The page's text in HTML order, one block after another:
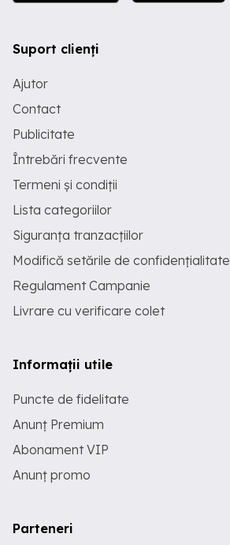
Suport clienți
Ajutor
Contact
Publicitate
Întrebări frecvente
Termeni și condiții
Lista categoriilor
Siguranța tranzacțiilor
Modifică setările de confidențialitate
Regulament Campanie
Livrare cu verificare colet
Informații utile
Puncte de fidelitate
Anunț Premium
Abonament VIP
Anunț promo
Parteneri